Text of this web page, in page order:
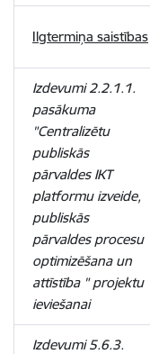
Ilgtermiņa saistības
Izdevumi 2.2.1.1.
pasākuma
"Centralizētu
publiskās
pārvaldes IKT
platformu izveide,
publiskās
pārvaldes procesu
optimizēšana un
attīstība " projektu
ieviešanai
Izdevumi 5.6.3.